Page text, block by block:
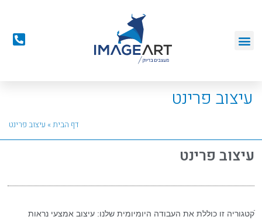
עיצוב פרינט
דף הבית» עיצוב פרינט
עיצוב פרינט
ֿקטגוריה זו כוללת את העבודה היומיומית שלנו: עיצוב אמצעי נראות